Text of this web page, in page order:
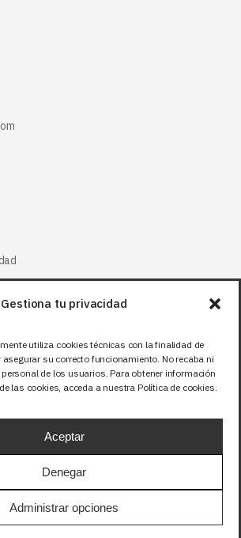
Gestiona tu privacidad
utiliza cookies técnicas con la finalidad de
su correcto funcionamiento. No recaba ni
de los usuarios. Para obtener información
las cookies, acceda a nuestra Política de cookies.
Aceptar
Denegar
Administrar opciones
(21%). Tasa RAEE incluida en
que corresponda.